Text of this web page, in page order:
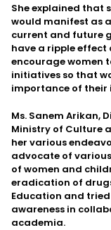
She explained that
would manifest as
current and future
have a ripple effect
encourage women
initiatives so that
importance of their
Ms. Sanem Arikan,
Ministry of Culture
her various
advocate of
of women and
eradication of
Education and
awareness in
academia.